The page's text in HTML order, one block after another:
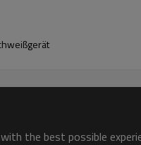
the best possible